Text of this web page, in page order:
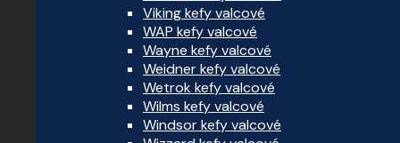
Viking kefy valcové
WAP kefy valcové
Wayne kefy valcové
Weidner kefy valcové
Wetrok kefy valcové
Wilms kefy valcové
Windsor kefy valcové